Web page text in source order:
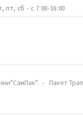
пт, сб - с 7:00-16:00
Пакет